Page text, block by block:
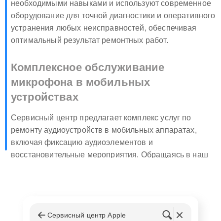
необходимыми навыками и используют современное
оборудование для точной диагностики и оперативного
устранения любых неисправностей, обеспечивая
оптимальный результат ремонтных работ.
Комплексное обслуживание
микрофона в мобильных
устройствах
Сервисный центр предлагает комплекс услуг по
ремонту аудиоустройств в мобильных аппаратах,
включая фиксацию аудиоэлементов и
восстановительные мероприятия. Обращаясь в наш
Реставрация звукозаписывающего элемента
Сервисный центр Apple